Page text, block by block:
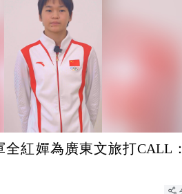
全紅嬋為廣東文旅打CALL